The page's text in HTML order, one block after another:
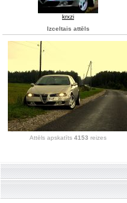
krxzi
Izceltais attēls
Attēls apskatīts 4153 reizes